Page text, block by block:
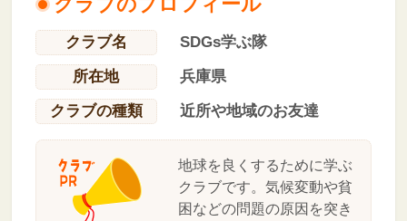
クラブ名
SDGs学ぶ隊
所在地
兵庫県
クラブの種類
近所や地域のお友達
地球を良くするために学ぶ
クラブです。気候変動や貧
困などの問題の原因を突き